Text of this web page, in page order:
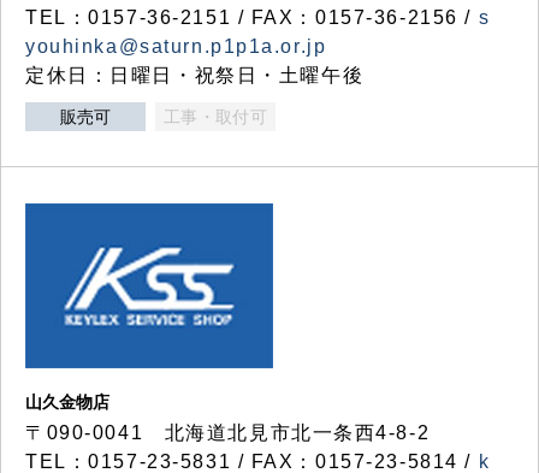
TEL：0157-36-2151 / FAX：0157-36-2156 / s
youhinka@saturn.p1p1a.or.jp
定休日：日曜日・祝祭日・土曜午後
販売可 工事・取付可
山久金物店
〒090-0041 北海道北見市北一条西4-8-2
TEL：0157-23-5831 / FAX：0157-23-5814 / k